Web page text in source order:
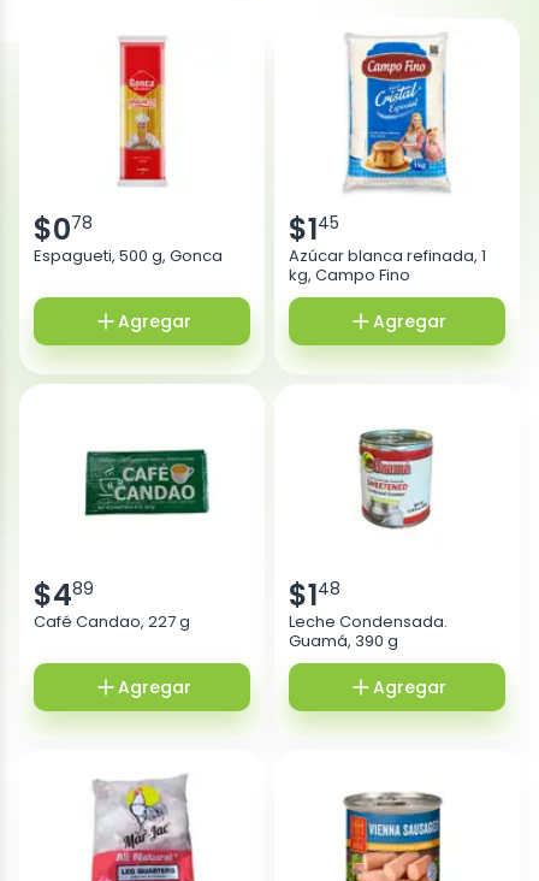
$078
Espagueti, 500 g, Gonca
Agregar
$145
Azúcar blanca refinada, 1
kg, Campo Fino
Agregar
$489
Café Candao, 227 g
Agregar
$148
Leche Condensada.
Guamá, 390 g
Agregar